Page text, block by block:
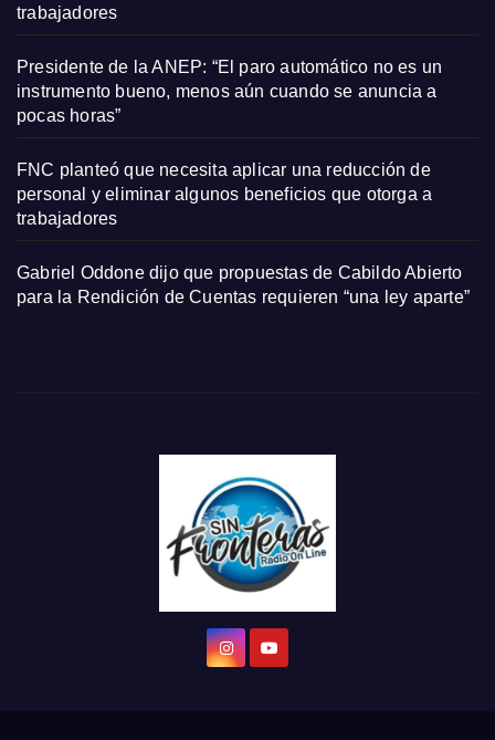
trabajadores
Presidente de la ANEP: “El paro automático no es un
instrumento bueno, menos aún cuando se anuncia a
pocas horas”
FNC planteó que necesita aplicar una reducción de
personal y eliminar algunos beneficios que otorga a
trabajadores
Gabriel Oddone dijo que propuestas de Cabildo Abierto
para la Rendición de Cuentas requieren “una ley aparte”